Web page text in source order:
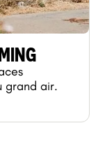
grand air.